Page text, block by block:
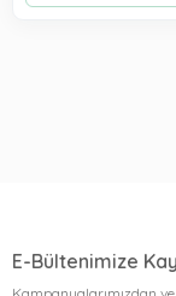
E-Bültenimize